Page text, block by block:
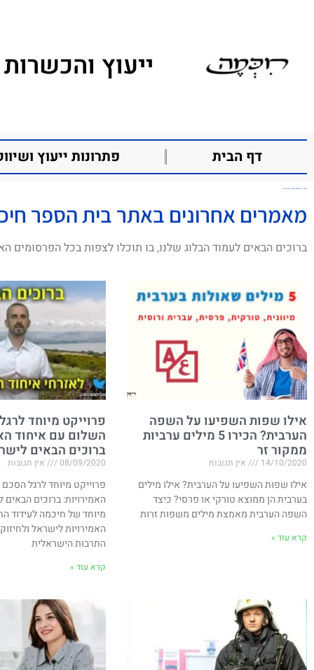
ייעוץ
דף הבית פתרונות ייעוץ
חיכמה – בית הספר לערבית ומזרח תיכון
מאמרים אחרונים באתר בית הספר
ברוכים הבאים לעמוד הבלוג שלנו, בו תוכלו לצפות בכל הפרסומים
אילו שפות השפיעו על השפה
הערבית? הכירו 5 מילים ערביות
ממקור זר
14/10/2020 אין תגובות
אילו שפות השפיעו על הערבית? אילו מילים
בערבית הן ממוצא טורקי או פרסי? כיצד
השפה הערבית מאמצת מילים משפות זרות
קרא עוד »
פרוייקט מיוחד
השלום עם איחוד
ברוכים הבאים
08/09/2020 אין תגובות
פרוייקט מיוחד לרגל
האמירויות​: ברוכים הבאים
מיוחד של חיכמה לעידוד
האמירויות לישראל
התרבות הישראלית
קרא עוד »